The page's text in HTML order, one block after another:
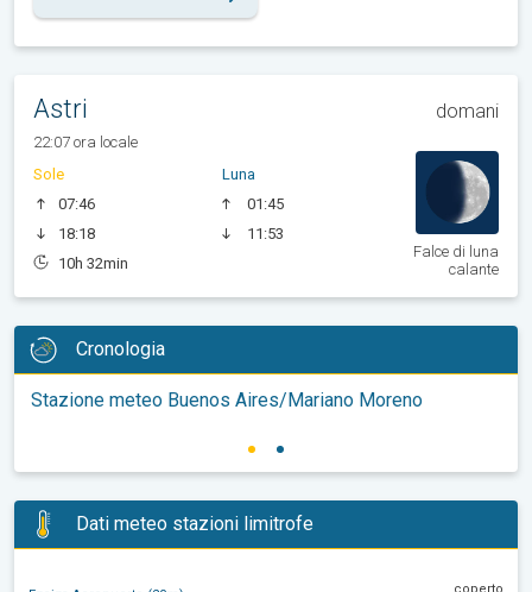
Astri domani
22:07 ora locale
Sole
07:46
18:18
10h 32min
Luna
01:45
11:53
Falce di luna
calante
Cronologia
Stazione meteo Buenos Aires/Mariano Moreno
Dati meteo stazioni limitrofe
coperto